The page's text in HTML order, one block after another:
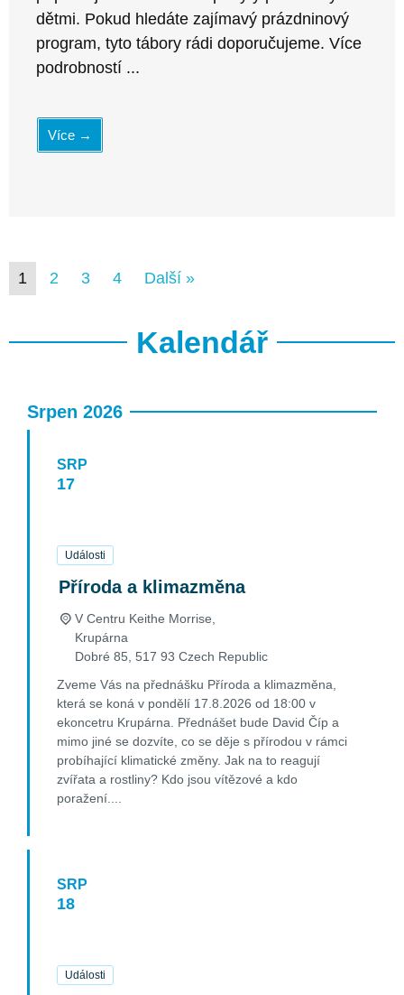
dětmi. Pokud hledáte zajímavý prázdninový
program, tyto tábory rádi doporučujeme. Více
podrobností ...
Více →
1 2 3 4 Další »
Kalendář
Srpen 2026
SRP
17
Události
Příroda a klimazměna
V Centru Keithe Morrise,
Krupárna
Dobré 85 517 93 Czech Republic
Zveme Vás na přednášku Příroda a klimazměna,
která se koná v pondělí 17.8.2026 od 18:00 v
ekoncetru Krupárna. Přednášet bude David Číp a
mimo jiné se dozvíte, co se děje s přírodou v rámci
probíhající klimatické změny. Jak na to reagují
zvířata a rostliny? Kdo jsou vítězové a kdo
poražení....
SRP
18
Události